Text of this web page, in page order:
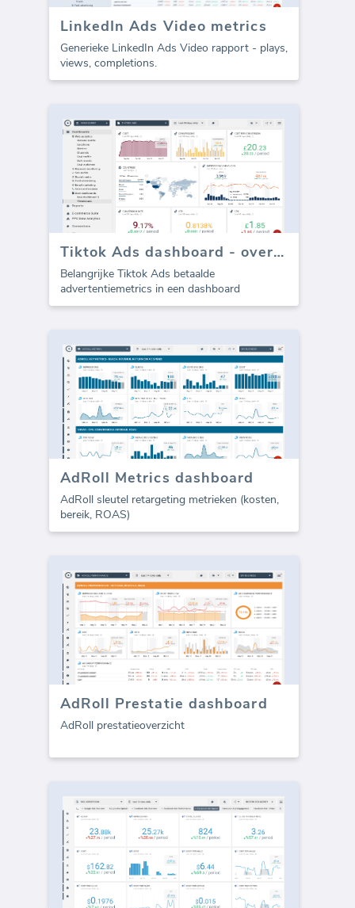
LinkedIn Ads Video metrics
Generieke LinkedIn Ads Video rapport - plays,
views, completions.
Tiktok Ads dashboard - overzicht
Belangrijke Tiktok Ads betaalde
advertentiemetrics in een dashboard
AdRoll Metrics dashboard
AdRoll sleutel retargeting metrieken (kosten,
bereik, ROAS)
AdRoll Prestatie dashboard
AdRoll prestatieoverzicht